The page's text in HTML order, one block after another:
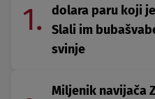
1.
dolara paru koji
Slali im
svinje
Miljenik navijača